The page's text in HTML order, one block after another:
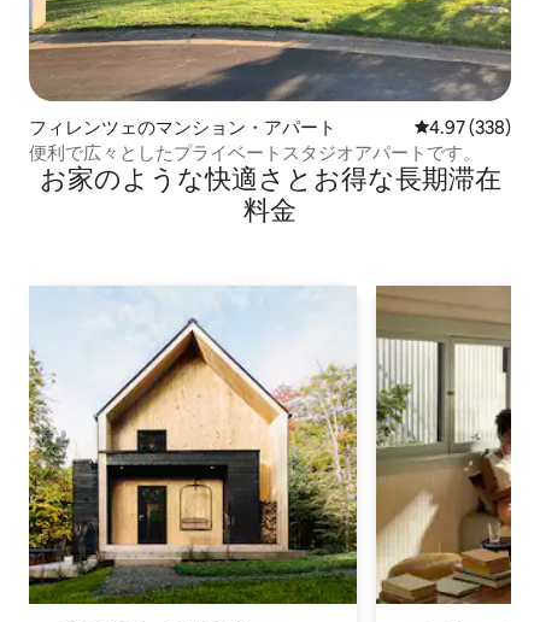
フィレンツェのマンション・アパート レビュー338
4.97 (338)
便利で広々としたプライベートスタジオアパートです。
お家のような快⁠適⁠さ⁠とお⁠得⁠な長⁠期⁠滞⁠在
料⁠金